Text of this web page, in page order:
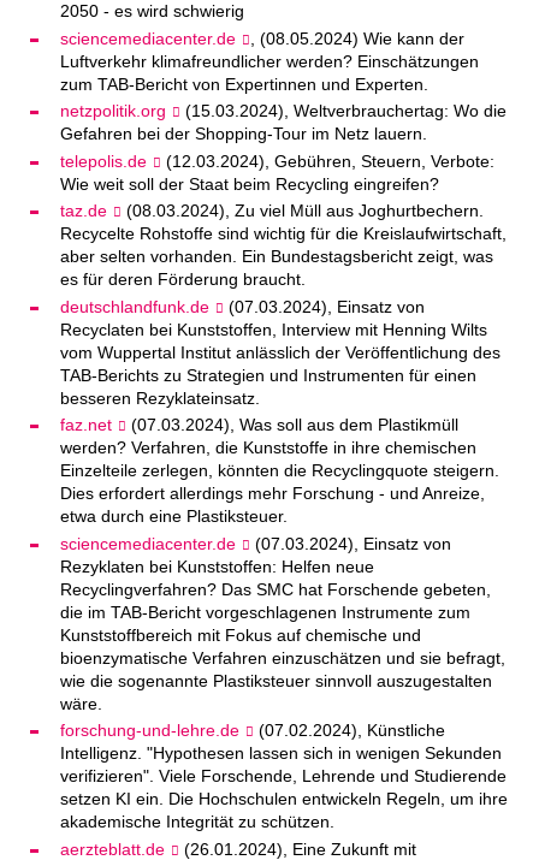
2050 - es wird schwierig
sciencemediacenter.de
, (08.05.2024) Wie kann der
Luftverkehr klimafreundlicher werden? Einschätzungen
zum TAB-Bericht von Expertinnen und Experten.
netzpolitik.org
(15.03.2024), Weltverbrauchertag: Wo die
Gefahren bei der Shopping-Tour im Netz lauern.
telepolis.de
(12.03.2024), Gebühren, Steuern, Verbote:
Wie weit soll der Staat beim Recycling eingreifen?
taz.de
(08.03.2024), Zu viel Müll aus Joghurtbechern.
Recycelte Rohstoffe sind wichtig für die Kreislaufwirtschaft,
aber selten vorhanden. Ein Bundestagsbericht zeigt, was
es für deren Förderung braucht.
deutschlandfunk.de
(07.03.2024), Einsatz von
Recyclaten bei Kunststoffen, Interview mit Henning Wilts
vom Wuppertal Institut anlässlich der Veröffentlichung des
TAB-Berichts zu Strategien und Instrumenten für einen
besseren Rezyklateinsatz.
faz.net
(07.03.2024), Was soll aus dem Plastikmüll
werden? Verfahren, die Kunststoffe in ihre chemischen
Einzelteile zerlegen, könnten die Recyclingquote steigern.
Dies erfordert allerdings mehr Forschung - und Anreize,
etwa durch eine Plastiksteuer.
sciencemediacenter.de
(07.03.2024), Einsatz von
Rezyklaten bei Kunststoffen: Helfen neue
Recyclingverfahren? Das SMC hat Forschende gebeten,
die im TAB-Bericht vorgeschlagenen Instrumente zum
Kunststoffbereich mit Fokus auf chemische und
bioenzymatische Verfahren einzuschätzen und sie befragt,
wie die sogenannte Plastiksteuer sinnvoll auszugestalten
wäre.
forschung-und-lehre.de
(07.02.2024), Künstliche
Intelligenz. "Hypothesen lassen sich in wenigen Sekunden
verifizieren". Viele Forschende, Lehrende und Studierende
setzen KI ein. Die Hochschulen entwickeln Regeln, um ihre
akademische Integrität zu schützen.
aerzteblatt.de
(26.01.2024), Eine Zukunft mit